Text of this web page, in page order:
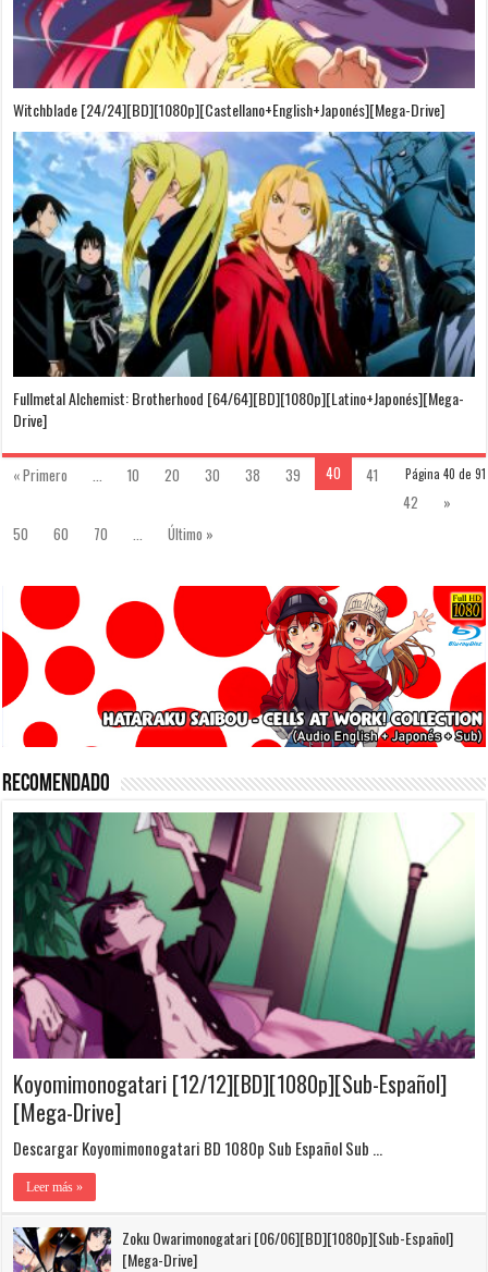
Witchblade [24/24][BD][1080p][Castellano+English+Japonés][Mega-Drive]
Fullmetal Alchemist: Brotherhood [64/64][BD][1080p][Latino+Japonés][Mega-
Drive]
Página 40 de 91
« Primero 10 20 30 38 39 40
41
42
»
50
60 70 Último »
Recomendado
Koyomimonogatari [12/12][BD][1080p][Sub-Español]
[Mega-Drive]
Descargar Koyomimonogatari BD 1080p Sub Español Sub …
Leer más »
Zoku Owarimonogatari [06/06][BD][1080p][Sub-Español]
[Mega-Drive]